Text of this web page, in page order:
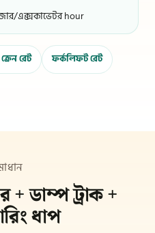
এক্সকাভেটর hour
রেট
ফর্কলিফট রেট
+ ডাম্প ট্রাক +
ধাপ